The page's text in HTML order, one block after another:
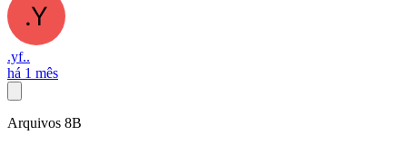
.yf..
há 1 mês
Arquivos 8B